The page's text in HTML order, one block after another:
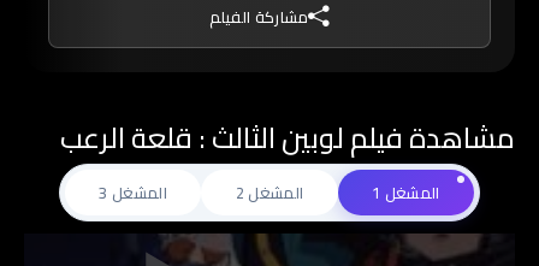
مشاركة الفيلم
مشاهدة فيلم لوبين الثالث : قلعة الرعب
المشغل 1 المشغل 2 المشغل 3